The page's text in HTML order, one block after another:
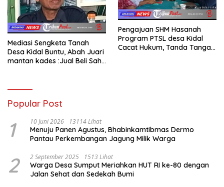
Mediasi Sengketa Tanah
Desa Kidal Buntu, Abah Juari
mantan kades :Jual Beli Sah,
Membatalkan Hak Warga.
Pengajuan SHM Hasanah
Program PTSL desa Kidal
Cacat Hukum, Tanda Tangan
Popular Post
1 10 Juni 2026 13114 Lihat
Menuju Panen Agustus, Bhabinkamtibmas Dermo
Pantau Perkembangan Jagung Milik Warga
2 2 September 2025 1513 Lihat
Warga Desa Sumput Meriahkan HUT RI ke-80 dengan
Jalan Sehat dan Sedekah Bumi ‎